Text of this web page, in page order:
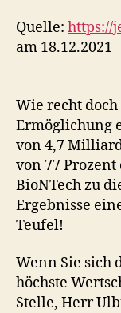
Quelle: https://
am 18.12.2021
Wie recht
Ermöglichung
von 4,7
von 77
BioNTech zu
Ergebnisse
Teufel!
Wenn Sie sich
höchste
Stelle, Herr